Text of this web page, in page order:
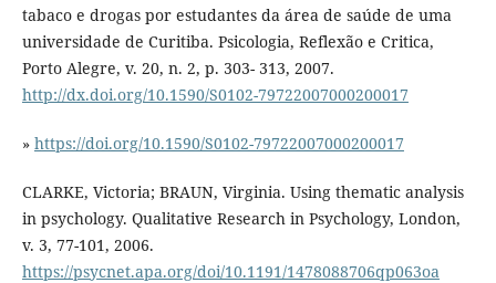
tabaco e drogas por estudantes da área de saúde de uma
universidade de Curitiba. Psicologia, Reflexão e Critica,
Porto Alegre, v. 20, n. 2, p. 303- 313, 2007.
http://dx.doi.org/10.1590/S0102-79722007000200017
» https://doi.org/10.1590/S0102-79722007000200017
CLARKE, Victoria; BRAUN, Virginia. Using thematic analysis
in psychology. Qualitative Research in Psychology, London,
v. 3, 77-101, 2006.
https://psycnet.apa.org/doi/10.1191/1478088706qp063oa